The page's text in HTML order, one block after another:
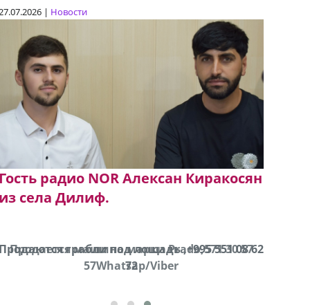
| Новости
Гость радио NOR Алексан Киракосян
из села Дилиф.
Продается машина марки Prado,571 30 57
57Whatsap/Viber
Продаются грабли под лощадь ,+995 551 08 62
72